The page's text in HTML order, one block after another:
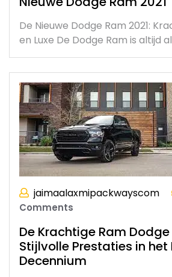
De Nieuwe Dodge Ram 2021:
en Luxe De Dodge Ram is altijd
jaimaalaxmipackwayscom
Comments
De Krachtige Ram
Stijlvolle Prestaties in het
Decennium